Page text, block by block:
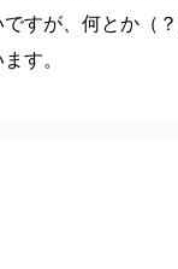
すが、何とか（
す。